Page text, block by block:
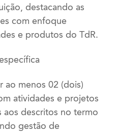
destacando as
com enfoque
e produtos do TdR.
ao menos 02 (dois)
atividades e projetos
aos descritos no termo
gestão de